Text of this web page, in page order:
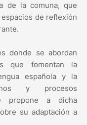
de la comuna, que
de reflexión
donde se abordan
que fomentan la
española y la
y procesos
propone a dicha
su adaptación a